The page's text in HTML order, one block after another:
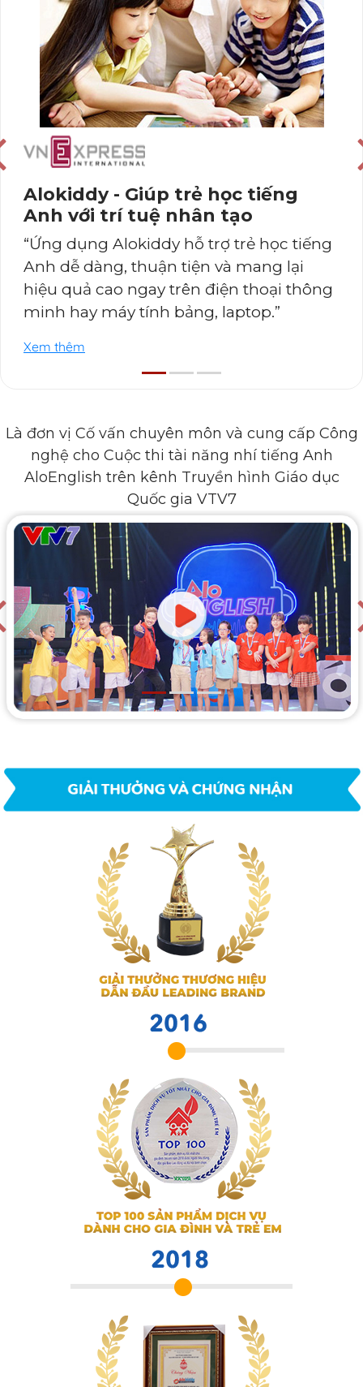
Alokiddy - Giúp trẻ học tiếng
Anh với trí tuệ nhân tạo
“Ứng dụng Alokiddy hỗ trợ trẻ học tiếng
Anh dễ dàng, thuận tiện và mang lại
hiệu quả cao ngay trên điện thoại thông
minh hay máy tính bảng, laptop.”
Xem thêm
Là đơn vị Cố vấn chuyên môn và cung cấp Công
nghệ cho Cuộc thi tài năng nhí tiếng Anh
AloEnglish trên kênh Truyền hình Giáo dục
Quốc gia VTV7